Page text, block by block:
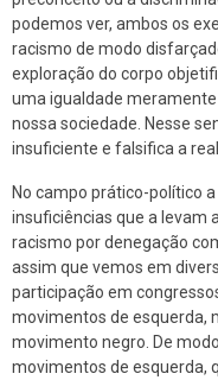
podemos ver, ambos os
racismo de modo
exploração do corpo
uma igualdade
nossa sociedade. Nesse
insuficiente e falsifica a
No campo prático-político
insuficiências que a levam
racismo por denegação
assim que vemos em
participação em
movimentos de esquerda,
movimento negro. De
movimentos de esquerda,